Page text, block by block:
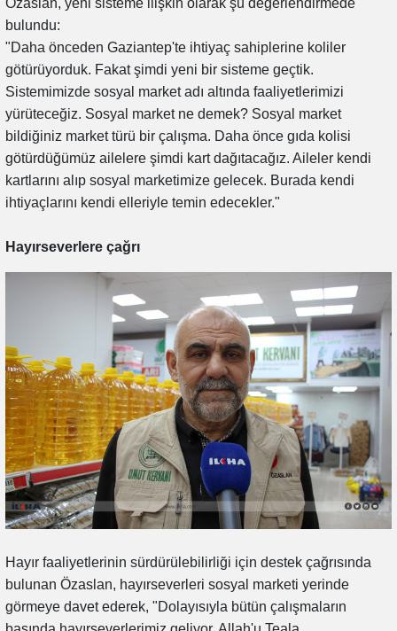
bulundu:
"Daha önceden Gaziantep'te ihtiyaç sahiplerine koliler
götürüyorduk. Fakat şimdi yeni bir sisteme geçtik.
Sistemimizde sosyal market adı altında faaliyetlerimizi
yürüteceğiz. Sosyal market ne demek? Sosyal market
bildiğiniz market türü bir çalışma. Daha önce gıda kolisi
götürdüğümüz ailelere şimdi kart dağıtacağız. Aileler kendi
kartlarını alıp sosyal marketimize gelecek. Burada kendi
ihtiyaçlarını kendi elleriyle temin edecekler."
Hayırseverlere çağrı
Hayır faaliyetlerinin sürdürülebilirliği için destek çağrısında
bulunan Özaslan, hayırseverleri sosyal marketi yerinde
görmeye davet ederek, "Dolayısıyla bütün çalışmaların